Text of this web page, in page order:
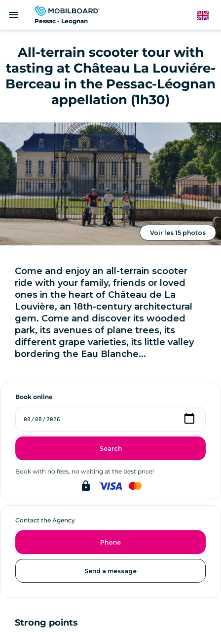
Pessac - Leognan
menu English
All-terrain scooter tour with
tasting at Château La Louviére-
Berceau in the Pessac-Léognan
appellation (1h30)
Voir les 15 photos
Come and enjoy an all-terrain scooter
ride with your family, friends or loved
ones in the heart of Château de La
Louvière, an 18th-century architectural
gem. Come and discover its wooded
park, its avenues of plane trees, its
different grape varieties, its little valley
bordering the Eau Blanche...
Book online
Search
Book with no fees, no waiting at the best price!
lock
Contact the Agency
Phone
Send a message
Strong points